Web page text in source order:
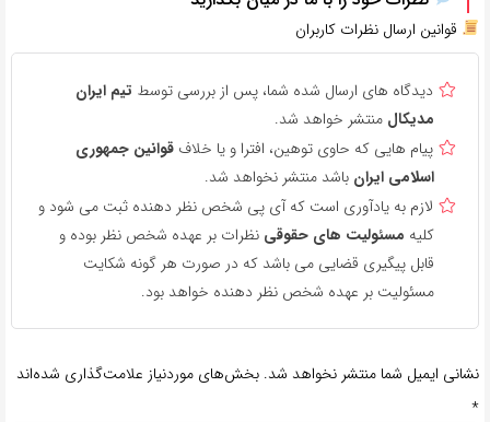
قوانین ارسال نظرات کاربران
دیدگاه های ارسال شده شما، پس از بررسی توسط تیم ایران
مدیکال منتشر خواهد شد.
پیام هایی که حاوی توهین، افترا و یا خلاف قوانین جمهوری
اسلامی ایران باشد منتشر نخواهد شد.
لازم به یادآوری است که آی پی شخص نظر دهنده ثبت می شود و
کلیه مسئولیت های حقوقی نظرات بر عهده شخص نظر بوده و
قابل پیگیری قضایی می باشد که در صورت هر گونه شکایت
مسئولیت بر عهده شخص نظر دهنده خواهد بود.
نشانی ایمیل شما منتشر نخواهد شد. بخش‌های موردنیاز علامت‌گذاری شده‌اند
*